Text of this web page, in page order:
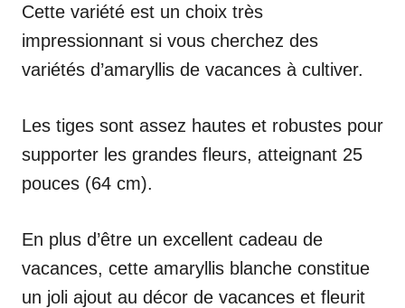
Cette variété est un choix très
impressionnant si vous cherchez des
variétés d’amaryllis de vacances à cultiver.
Les tiges sont assez hautes et robustes pour
supporter les grandes fleurs, atteignant 25
pouces (64 cm).
En plus d’être un excellent cadeau de
vacances, cette amaryllis blanche constitue
un joli ajout au décor de vacances et fleurit